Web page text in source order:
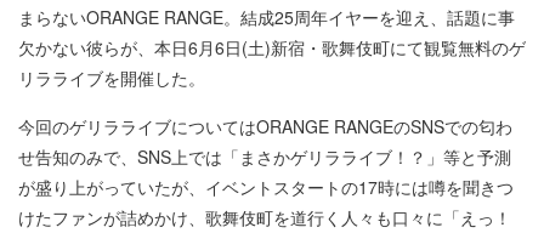
まらないORANGE RANGE。結成25周年イヤーを迎え、話題に事
欠かない彼らが、本日6月6日(土)新宿・歌舞伎町にて観覧無料のゲ
リラライブを開催した。
今回のゲリラライブについてはORANGE RANGEのSNSでの匂わ
せ告知のみで、SNS上では「まさかゲリラライブ！？」等と予測
が盛り上がっていたが、イベントスタートの17時には噂を聞きつ
けたファンが詰めかけ、歌舞伎町を道行く人々も口々に「えっ！